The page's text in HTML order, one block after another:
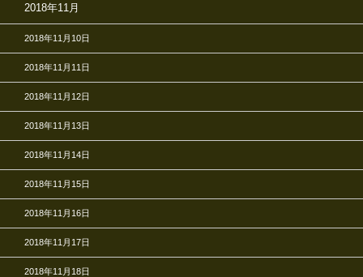
2018年11月
2018年11月10日
2018年11月11日
2018年11月12日
2018年11月13日
2018年11月14日
2018年11月15日
2018年11月16日
2018年11月17日
2018年11月18日